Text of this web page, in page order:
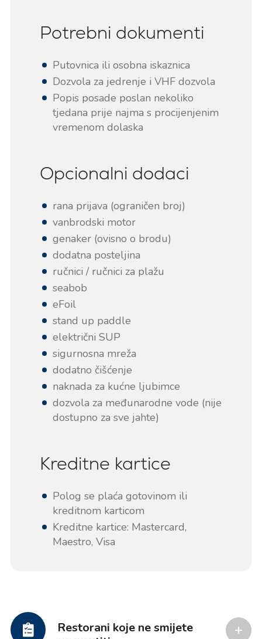
Potrebni dokumenti
Putovnica ili osobna iskaznica
Dozvola za jedrenje i VHF dozvola
Popis posade poslan nekoliko
tjedana prije najma s procijenjenim
vremenom dolaska
Opcionalni dodaci
rana prijava (ograničen broj)
vanbrodski motor
genaker (ovisno o brodu)
dodatna posteljina
ručnici / ručnici za plažu
seabob
eFoil
stand up paddle
električni SUP
sigurnosna mreža
dodatno čišćenje
naknada za kućne ljubimce
dozvola za međunarodne vode (nije
dostupno za sve jahte)
Kreditne kartice
Polog se plaća gotovinom ili
kreditnom karticom
Kreditne kartice: Mastercard,
Maestro, Visa
Restorani koje ne smijete